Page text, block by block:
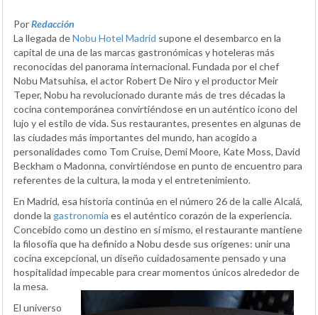
PorRedacción
La llegada deNobu Hotel Madrid supone el desembarco en la
capital de una de las marcas gastronómicas y hoteleras más
reconocidas del panorama internacional. Fundada por el chef
Nobu Matsuhisa, el actor Robert De Niro y el productor Meir
Teper, Nobu ha revolucionado durante más de tres décadas la
cocina contemporánea convirtiéndose en un auténtico icono del
lujo y el estilo de vida. Sus restaurantes, presentes en algunas de
las ciudades más importantes del mundo, han acogido a
personalidades como Tom Cruise, Demi Moore, Kate Moss, David
Beckham o Madonna, convirtiéndose en punto de encuentro para
referentes de la cultura, la moda y el entretenimiento.
En Madrid, esa historia continúa en el número 26 de la calle Alcalá,
donde la gastronomía es el auténtico corazón de la experiencia.
Concebido como un destino en sí mismo, el restaurante mantiene
la filosofía que ha definido a Nobu desde sus orígenes: unir una
cocina excepcional, un diseño cuidadosamente pensado y una
hospitalidad impecable para crear momentos únicos alrededor de
la mesa.
El universo